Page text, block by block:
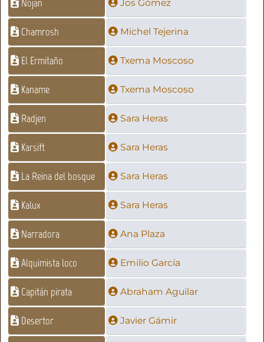
Nojan Jos Gómez
Chamrosh Michel Tejerina
El Ermitaño Txema Moscoso
Kaname Txema Moscoso
Radjen Sara Heras
Karsift Sara Heras
La Reina del bosque Sara Heras
Kalux Sara Heras
Narradora Ana Plaza
Alquimista loco Emilio García
Capitán pirata Abraham Aguilar
Desertor Javier Gámir